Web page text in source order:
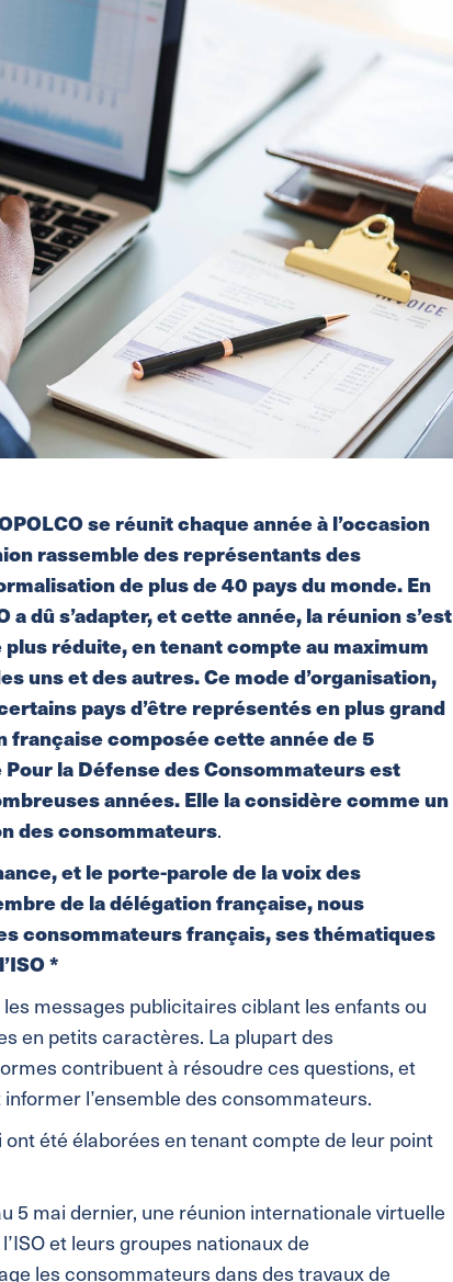
se réunit chaque année à l’occasion
rassemble des représentants des
de plus de 40 pays du monde. En
dû s’adapter, et cette année, la réunion s’est
réduite, en tenant compte au maximum
uns et des autres. Ce mode d’organisation,
pays d’être représentés en plus grand
française composée cette année de 5
la Défense des Consommateurs est
années. Elle la considère comme un
des consommateurs.
et le porte-parole de la voix des
de la délégation française, nous
consommateurs français, ses thématiques
*
messages publicitaires ciblant les enfants ou
en petits caractères. La plupart des
contribuent à résoudre ces questions, et
l’ensemble des consommateurs.
été élaborées en tenant compte de leur point
5 mai dernier, une réunion internationale virtuelle
et leurs groupes nationaux de
les consommateurs dans des travaux de